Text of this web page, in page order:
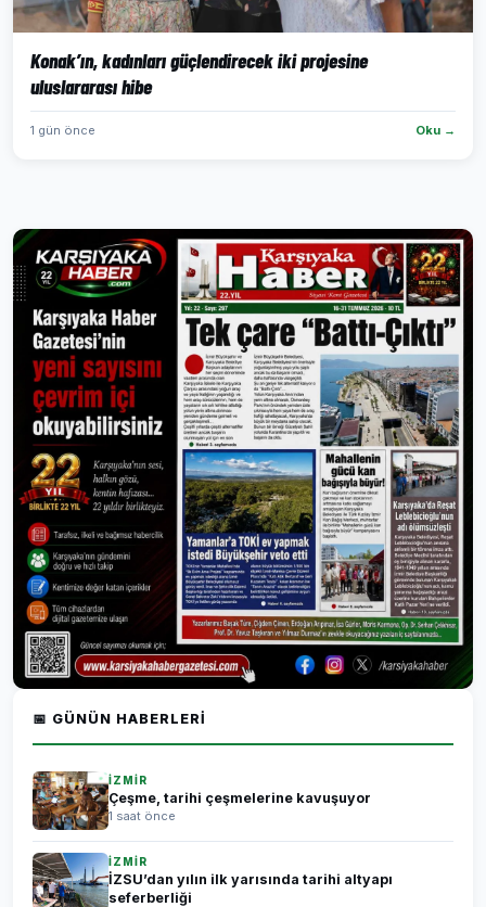
Konak’ın, kadınları güçlendirecek iki projesine
uluslararası hibe
1 gün önce Oku →
📅 GÜNÜN HABERLERI
İZMİR
Çeşme, tarihi çeşmelerine kavuşuyor
1 saat önce
İZMİR
İZSU’dan yılın ilk yarısında tarihi altyapı
seferberliği